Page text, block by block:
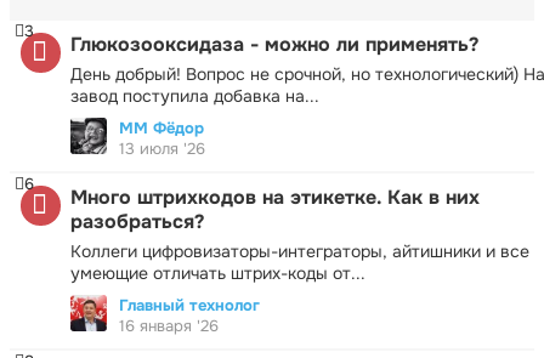
Глюкозооксидаза - можно ли применять?
День добрый! Вопрос не срочной, но технологический) На
завод поступила добавка на...
3
ММ Фёдор
13 июля '26
Много штрихкодов на этикетке. Как в них
разобраться?
Коллеги цифровизаторы-интеграторы, айтишники и все
умеющие отличать штрих-коды от...
6
Главный технолог
16 января '26